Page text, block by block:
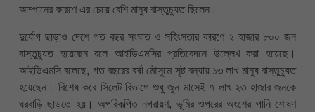
আম্পানের কারণে এর চেয়ে বেশি মানুষ বাস্তুচ্যুত ছিলেন।
দুর্যোগ ছাড়াও দেশে গত বছর সংঘাত ও সহিংসতার কারণে ২ হাজার ৮০০ জন
বাস্তুচ্যুত হয়েছেন বলে আইডিএমসির প্রতিবেদনে উল্লেখ করা হয়েছে।
আইডিএমসি বলেছে, গত বছরের বর্ষা মৌসুমে সৃষ্ট বন্যায় ১৩ লাখ মানুষ বাস্তুচ্যুত
হয়েছেন। বিশেষ করে সিলেট বিভাগে শুধু জুন মাসেই ৭ লাখ ২৩ হাজার জনকে
ঘরবাড়ি ছাড়তে হয়। অপরিকল্পিত নগরায়ণ, ভূমির ওপরের অংশের পানি শোষণ